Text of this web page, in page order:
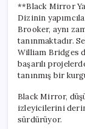
**Black Mirror
Dizinin
Brooker, aynı
tanınmaktadır.
William Bridges
başarılı
tanınmış bir
Black Mirror,
izleyicilerini
sürdürüyor.